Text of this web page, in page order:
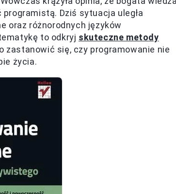
Dziś sytuacja uległa
oraz różnorodnych języków
to odkryj skuteczne metody
zastanowić się, czy programowanie nie
życia.